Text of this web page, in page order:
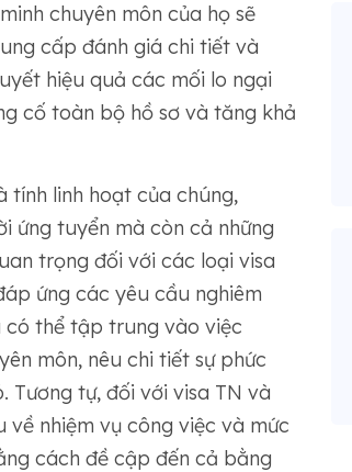
chuyên môn của họ sẽ
cấp đánh giá chi tiết và
hiệu quả các mối lo ngại
cố toàn bộ hồ sơ và tăng khả
tính linh hoạt của chúng,
ứng tuyển mà còn cả những
trọng đối với các loại visa
ứng các yêu cầu nghiêm
có thể tập trung vào việc
môn, nêu chi tiết sự phức
tự, đối với visa TN và
nhiệm vụ công việc và mức
cách đề cập đến cả bằng